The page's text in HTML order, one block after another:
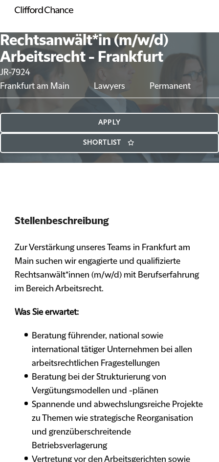
Rechtsanwält*in (m/w/d)
Arbeitsrecht - Frankfurt
JR-7924
Frankfurt am Main
Lawyers Permanent
APPLY
SHORTLIST
Stellenbeschreibung
Zur Verstärkung unseres Teams in Frankfurt am
Main suchen wir engagierte und qualifizierte
Rechtsanwält*innen (m/w/d) mit Berufserfahrung
im Bereich Arbeitsrecht.
Was Sie erwartet:
Beratung führender, national sowie
international tätiger Unternehmen bei allen
arbeitsrechtlichen Fragestellungen
Beratung bei der Strukturierung von
Vergütungsmodellen und -plänen
Spannende und abwechslungsreiche Projekte
zu Themen wie strategische Reorganisation
und grenzüberschreitende
Betriebsverlagerung
Vertretung vor den Arbeitsgerichten sowie